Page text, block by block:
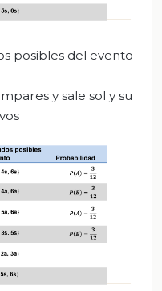
posibles del evento
y sale sol y su